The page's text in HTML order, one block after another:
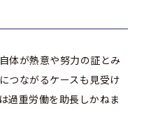
体が熱意や努力の証とみ
つながるケースも見受け
過重労働を助長しかねま